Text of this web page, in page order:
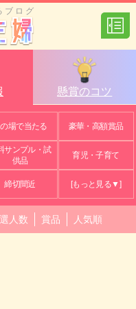
ブログ
懸賞のコツ
場で当たる 豪華・高額賞品
サンプル・試
供品
育児・子育て
締切間近 [もっと見る▼]
人数 賞品 人気順